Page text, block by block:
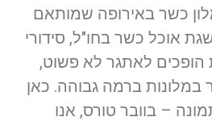
כשר באירופה שמותאם
אוכל כשר בחו"ל, סידורי
לאתגר לא פשוט,
במלונות ברמה גבוהה. כאן
– בוובר טורס, אנו